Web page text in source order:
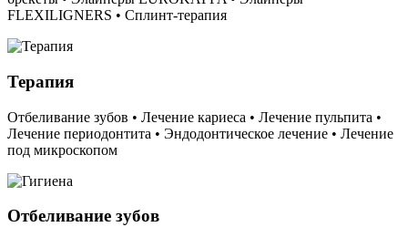
FLEXILIGNERS • Сплинт-терапия
Терапия
Отбеливание зубов • Лечение кариеса • Лечение пульпита •
Лечение периодонтита • Эндодонтическое лечение • Лечение
под микроскопом
Отбеливание зубов